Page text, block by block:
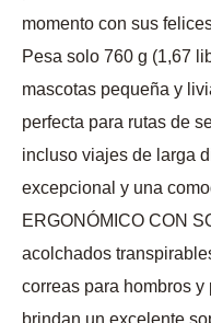
momento con sus
Pesa solo 760 g (1,67
mascotas pequeña y
perfecta para rutas de
incluso viajes de larga
excepcional y una
ERGONÓMICO CON
acolchados
correas para hombros
brindan un excelente